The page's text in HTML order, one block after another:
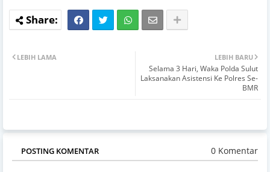
LEBIH BARU
Selama 3 Hari, Waka Polda Sulut
Laksanakan Asistensi Ke Polres Se-
BMR
LEBIH LAMA
POSTING KOMENTAR 0 Komentar